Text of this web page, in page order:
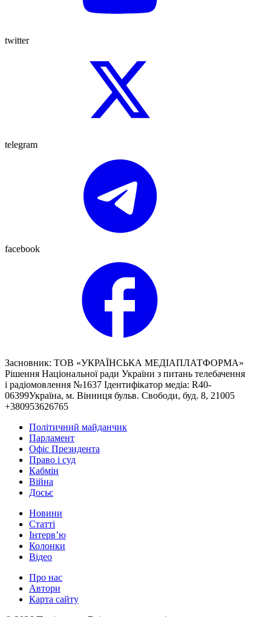
twitter
telegram
facebook
Засновник: ТОВ «УКРАЇНСЬКА МЕДІАПЛАТФОРМА»
Рішення Національної ради України з питань телебачення
і радіомовлення №1637 Ідентифікатор медіа: R40-
06399Україна, м. Вінниця бульв. Свободи, буд. 8, 21005
+380953626765
Політичний майданчик
Парламент
Офіс Президента
Право і суд
Кабмін
Війна
Досьє
Новини
Статті
Інтерв’ю
Колонки
Відео
Про нас
Автори
Карта сайту